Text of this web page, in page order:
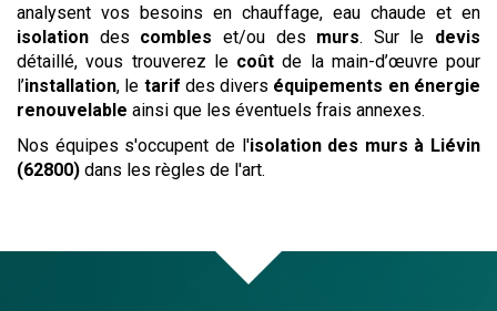
analysent vos besoins en chauffage, eau chaude et en
isolation des combles et/ou des murs. Sur le devis
détaillé, vous trouverez le coût de la main-d’œuvre pour
l’installation, le tarif des divers équipements en énergie
renouvelable ainsi que les éventuels frais annexes.
Nos équipes s'occupent de l'isolation des murs à Liévin
(62800) dans les règles de l'art.